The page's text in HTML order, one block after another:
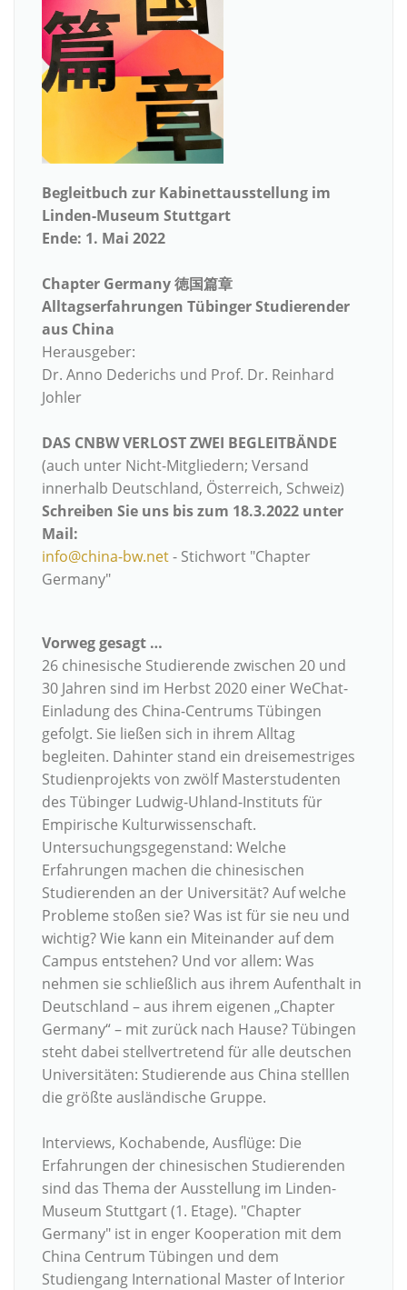
Begleitbuch zur Kabinettausstellung im
Linden-Museum Stuttgart
Ende: 1. Mai 2022
Chapter Germany 徳国篇章
Alltagserfahrungen Tübinger Studierender
aus China
Herausgeber:
Dr. Anno Dederichs und Prof. Dr. Reinhard
Johler
DAS CNBW VERLOST ZWEI BEGLEITBÄNDE
(auch unter Nicht-Mitgliedern; Versand
innerhalb Deutschland, Österreich, Schweiz)
Schreiben Sie uns bis zum 18.3.2022 unter
Mail:
info@china-bw.net- Stichwort "Chapter
Germany"
Vorweg gesagt …
26 chinesische Studierende zwischen 20 und
30 Jahren sind im Herbst 2020 einer WeChat-
Einladung des China-Centrums Tübingen
gefolgt. Sie ließen sich in ihrem Alltag
begleiten. Dahinter stand ein dreisemestriges
Studienprojekts von zwölf Masterstudenten
des Tübinger Ludwig-Uhland-Instituts für
Empirische Kulturwissenschaft.
Untersuchungsgegenstand: Welche
Erfahrungen machen die chinesischen
Studierenden an der Universität? Auf welche
Probleme stoßen sie? Was ist für sie neu und
wichtig? Wie kann ein Miteinander auf dem
Campus entstehen? Und vor allem: Was
nehmen sie schließlich aus ihrem Aufenthalt in
Deutschland – aus ihrem eigenen „Chapter
Germany“ – mit zurück nach Hause? Tübingen
steht dabei stellvertretend für alle deutschen
Universitäten: Studierende aus China stelllen
die größte ausländische Gruppe.
Interviews, Kochabende, Ausflüge: Die
Erfahrungen der chinesischen Studierenden
sind das Thema der Ausstellung im Linden-
Museum Stuttgart (1. Etage). "Chapter
Germany" ist in enger Kooperation mit dem
China Centrum Tübingen und dem
Studiengang International Master of Interior